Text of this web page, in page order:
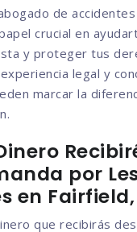
de
crucial en
y proteger tus
legal y
marcar la
por
en Fairfield,
que recibirás